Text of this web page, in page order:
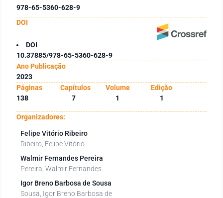
978-65-5360-628-9
DOI
DOI
10.37885/978-65-5360-628-9
Ano Publicação
2023
Páginas
Capítulos Volume
Edição
138
7 1 1
Organizadores:
Felipe Vitório Ribeiro
Ribeiro, Felipe Vitório
Walmir Fernandes Pereira
Pereira, Walmir Fernandes
Igor Breno Barbosa de Sousa
Sousa, Igor Breno Barbosa de